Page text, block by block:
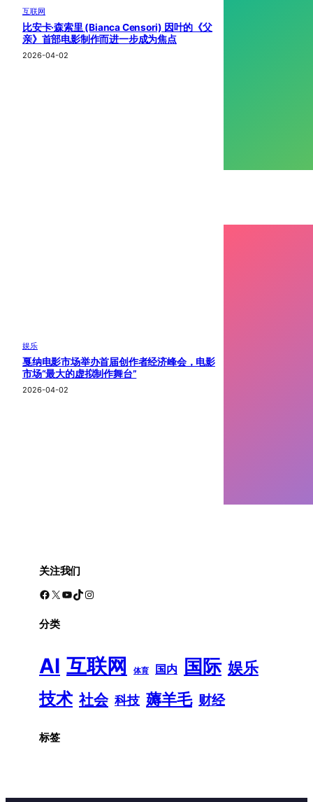
互联网
比安卡·森索里 (Bianca Censori) 因叶的《父
亲》首部电影制作而进一步成为焦点
2026-04-02
娱乐
戛纳电影市场举办首届创作者经济峰会，电影
市场“最大的虚拟制作舞台”
2026-04-02
关注我们
Facebook X YouTube TikTok Instagram
分类
AI 互联网 体育 国内 国际 娱乐
技术 社会 科技 薅羊毛 财经
标签